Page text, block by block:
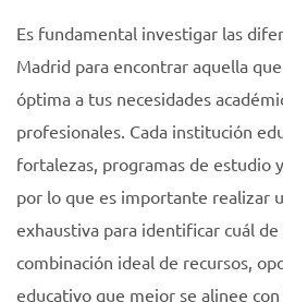
Es fundamental investigar las
Madrid para encontrar aquella
óptima a tus necesidades
profesionales. Cada institución
fortalezas, programas de estudio
por lo que es importante realizar
exhaustiva para identificar cuál
combinación ideal de recursos,
educativo que mejor se alinee